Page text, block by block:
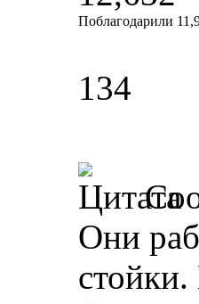
Поблагодарили
134
Они